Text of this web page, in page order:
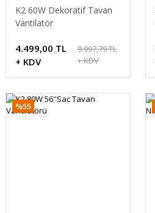
K2 60W Dekoratif Tavan
Vantilatör
4.499,00 TL
+ KDV
9.997,79 TL
+ KDV
%55